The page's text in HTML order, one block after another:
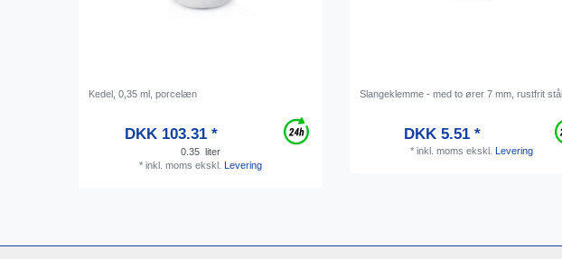
Kedel, 0,35 ml, porcelæn
DKK 103.31 *
0.35 liter
* inkl. moms ekskl. Levering
Slangeklemme - med to ører 7 mm, rustfrit stål
DKK 5.51 *
* inkl. moms ekskl. Levering